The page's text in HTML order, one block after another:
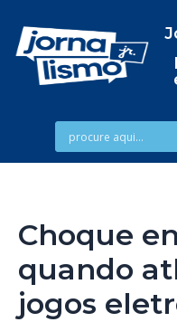
Choque
quando
jogos